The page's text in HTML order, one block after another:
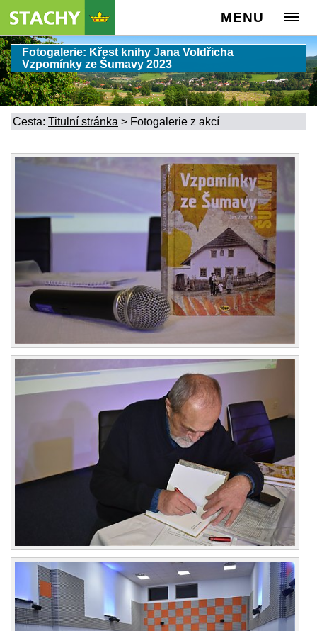
MENU
Fotogalerie: Křest knihy Jana Voldřicha
Vzpomínky ze Šumavy 2023
Cesta: Titulní stránka > Fotogalerie z akcí